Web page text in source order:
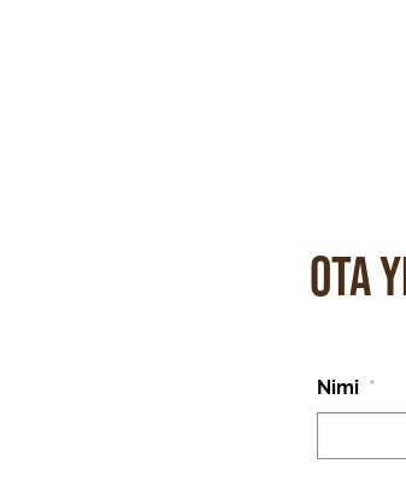
Ota
Nimi *